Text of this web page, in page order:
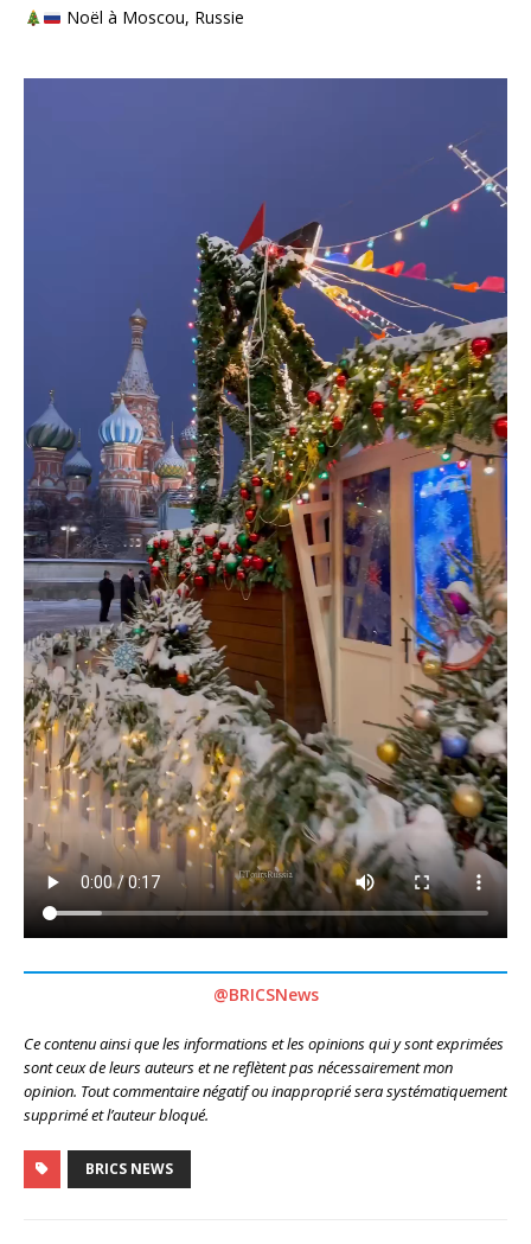
Noël à Moscou, Russie
@BRICSNews
Ce contenu ainsi que les informations et les opinions qui y sont exprimées
sont ceux de leurs auteurs et ne reflètent pas nécessairement mon
opinion. Tout commentaire négatif ou inapproprié sera systématiquement
supprimé et l’auteur bloqué.
BRICS NEWS